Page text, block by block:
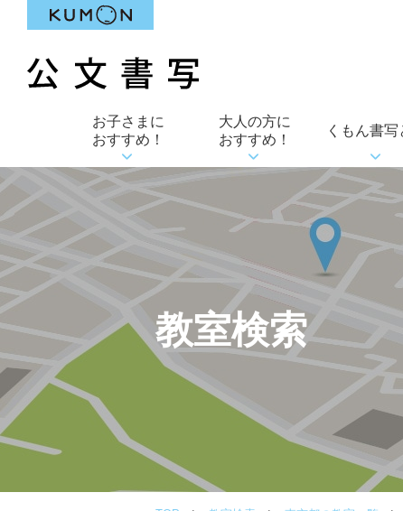
お子さまに
おすすめ！
大人の方に
おすすめ！
くもん書写
教室検索